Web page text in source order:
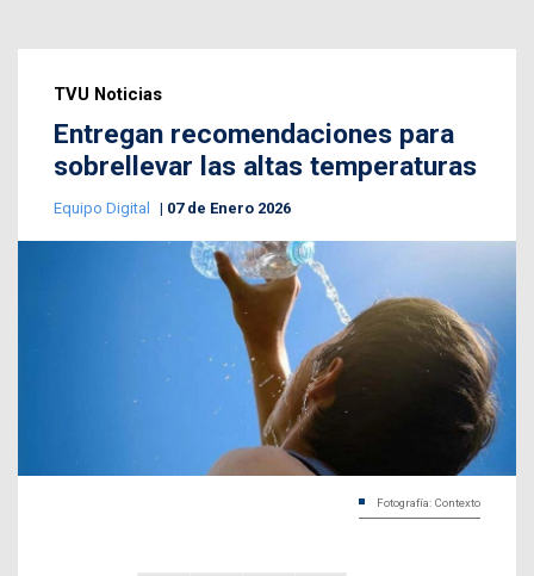
TVU Noticias
Entregan recomendaciones para
sobrellevar las altas temperaturas
Equipo Digital 07 de Enero 2026
Fotografía: Contexto